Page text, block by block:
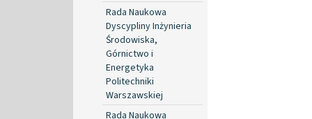
Rada Naukowa
Dyscypliny Inżynieria
Środowiska,
Górnictwo i
Energetyka
Politechniki
Warszawskiej
Rada Naukowa